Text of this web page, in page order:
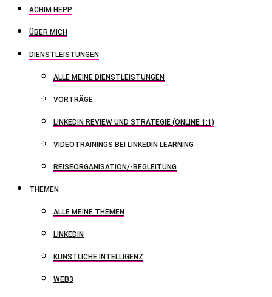
ACHIM HEPP
ÜBER MICH
DIENSTLEISTUNGEN
ALLE MEINE DIENSTLEISTUNGEN
VORTRÄGE
LINKEDIN REVIEW UND STRATEGIE (ONLINE 1:1)
VIDEOTRAININGS BEI LINKEDIN LEARNING
REISEORGANISATION/-BEGLEITUNG
THEMEN
ALLE MEINE THEMEN
LINKEDIN
KÜNSTLICHE INTELLIGENZ
WEB3